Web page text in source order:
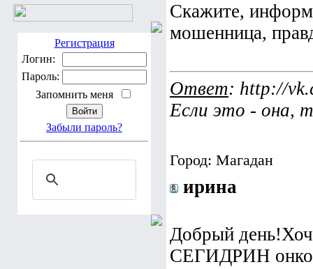
Регистрация
Логин:
Пароль:
Запомнить меня
Забыли пароль?
Скажите,
мошенница,
Ответ: http://
Если это - она,
Город: Mагадан
ирина
Добрый
СЕГИДРИН